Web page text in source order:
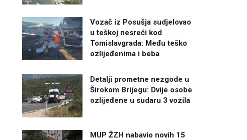
Vozač iz Posušja sudjelovao
u teškoj nesreći kod
Tomislavgrada: Među teško
ozlijeđenima i beba
Detalji prometne nezgode u
Širokom Brijegu: Dvije osobe
ozlijeđene u sudaru 3 vozila
MUP ŽZH nabavio novih 15